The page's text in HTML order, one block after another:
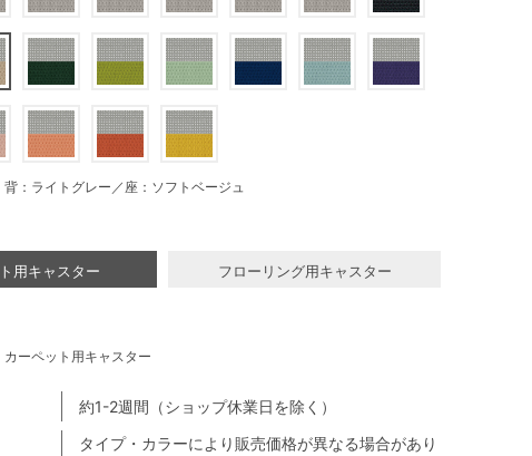
タイプ・カラーにより販売価格が異なる場合があり
約1-2週間（ショップ休業日を除く）
：ライトグレー／座：ソフトベージュ
用キャスター フローリング用キャスター
ーペット用キャスター